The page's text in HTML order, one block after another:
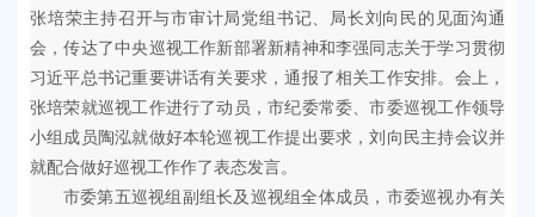
张培荣主持召开与市审计局党组书记、局长刘向民的见面沟通
会，传达了中央巡视工作新部署新精神和李强同志关于学习贯彻
习近平总书记重要讲话有关要求，通报了相关工作安排。会上，
张培荣就巡视工作进行了动员，市纪委常委、市委巡视工作领导
小组成员陶泓就做好本轮巡视工作提出要求，刘向民主持会议并
就配合做好巡视工作作了表态发言。
市委第五巡视组副组长及巡视组全体成员，市委巡视办有关